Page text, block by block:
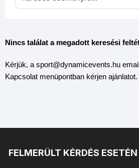
Nincs találat a megadott keresési
Kérjük, a sport@dynamicevents.hu
Kapcsolat menüpontban kérjen ajánlatot.
FELMERÜLT KÉRDÉS ESETÉN